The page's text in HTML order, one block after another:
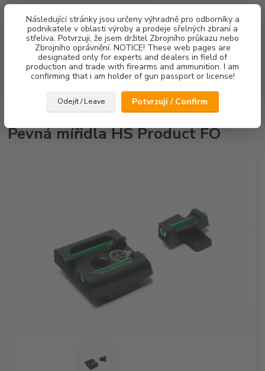
Následující stránky jsou určeny výhradně pro odborníky a
podnikatele v oblasti výroby a prodeje sřelných zbraní a
střeliva. Potvrzuji, že jsem držitel Zbrojního průkazu nebo
Zbrojního oprávnění. NOTICE! These web pages are
designated only for experts and dealers in field of
production and trade with firearms and ammunition. I am
confirming that i am holder of gun passport or license!
Odejít / Leave Potvrzuji / Confirm
Menu
Hledat
za0,00 Kč
Pevná mířidla HS Product FO
Pevná mířidla HS Product FO